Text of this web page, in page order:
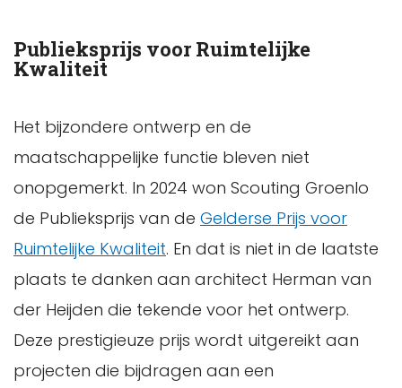
Publieksprijs voor Ruimtelijke
Kwaliteit
Het bijzondere ontwerp en de
maatschappelijke functie bleven niet
onopgemerkt. In 2024 won Scouting Groenlo
de Publieksprijs van de Gelderse Prijs voor
Ruimtelijke Kwaliteit. En dat is niet in de laatste
plaats te danken aan architect Herman van
der Heijden die tekende voor het ontwerp.
Deze prestigieuze prijs wordt uitgereikt aan
projecten die bijdragen aan een